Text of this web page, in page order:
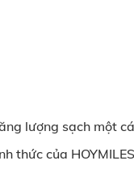
lượng sạch một
thức của